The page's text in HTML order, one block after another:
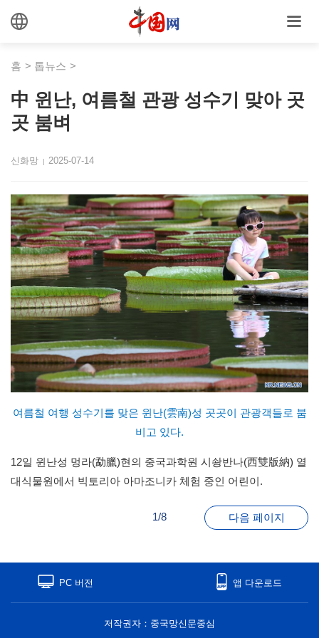
홈 > 톱뉴스 >
中 윈난, 여름철 관광 성수기 맞아 곳
곳 붐벼
신화망 | 2025-07-14
여름철 여행 성수기를 맞은 윈난(雲南)성 곳곳이 관광객들로 붐
비고 있다.
12일 윈난성 멍라(勐臘)현의 중국과학원 시솽반나(西雙版納) 열
대식물원에서 빅토리아 아마조니카 체험 중인 어린이.
1/8 다음 페이지
PC 버전 앱 다운로드
저작권자：중국망신문중심